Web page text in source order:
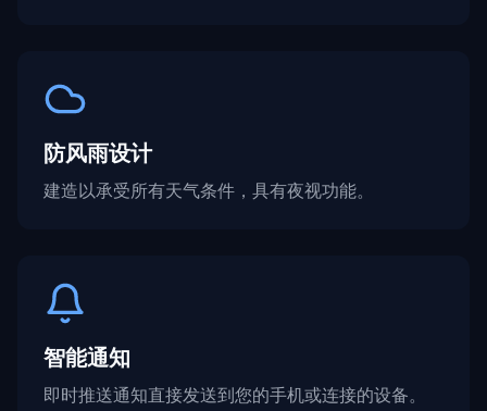
防风雨设计
建造以承受所有天气条件，具有夜视功能。
智能通知
即时推送通知直接发送到您的手机或连接的设备。